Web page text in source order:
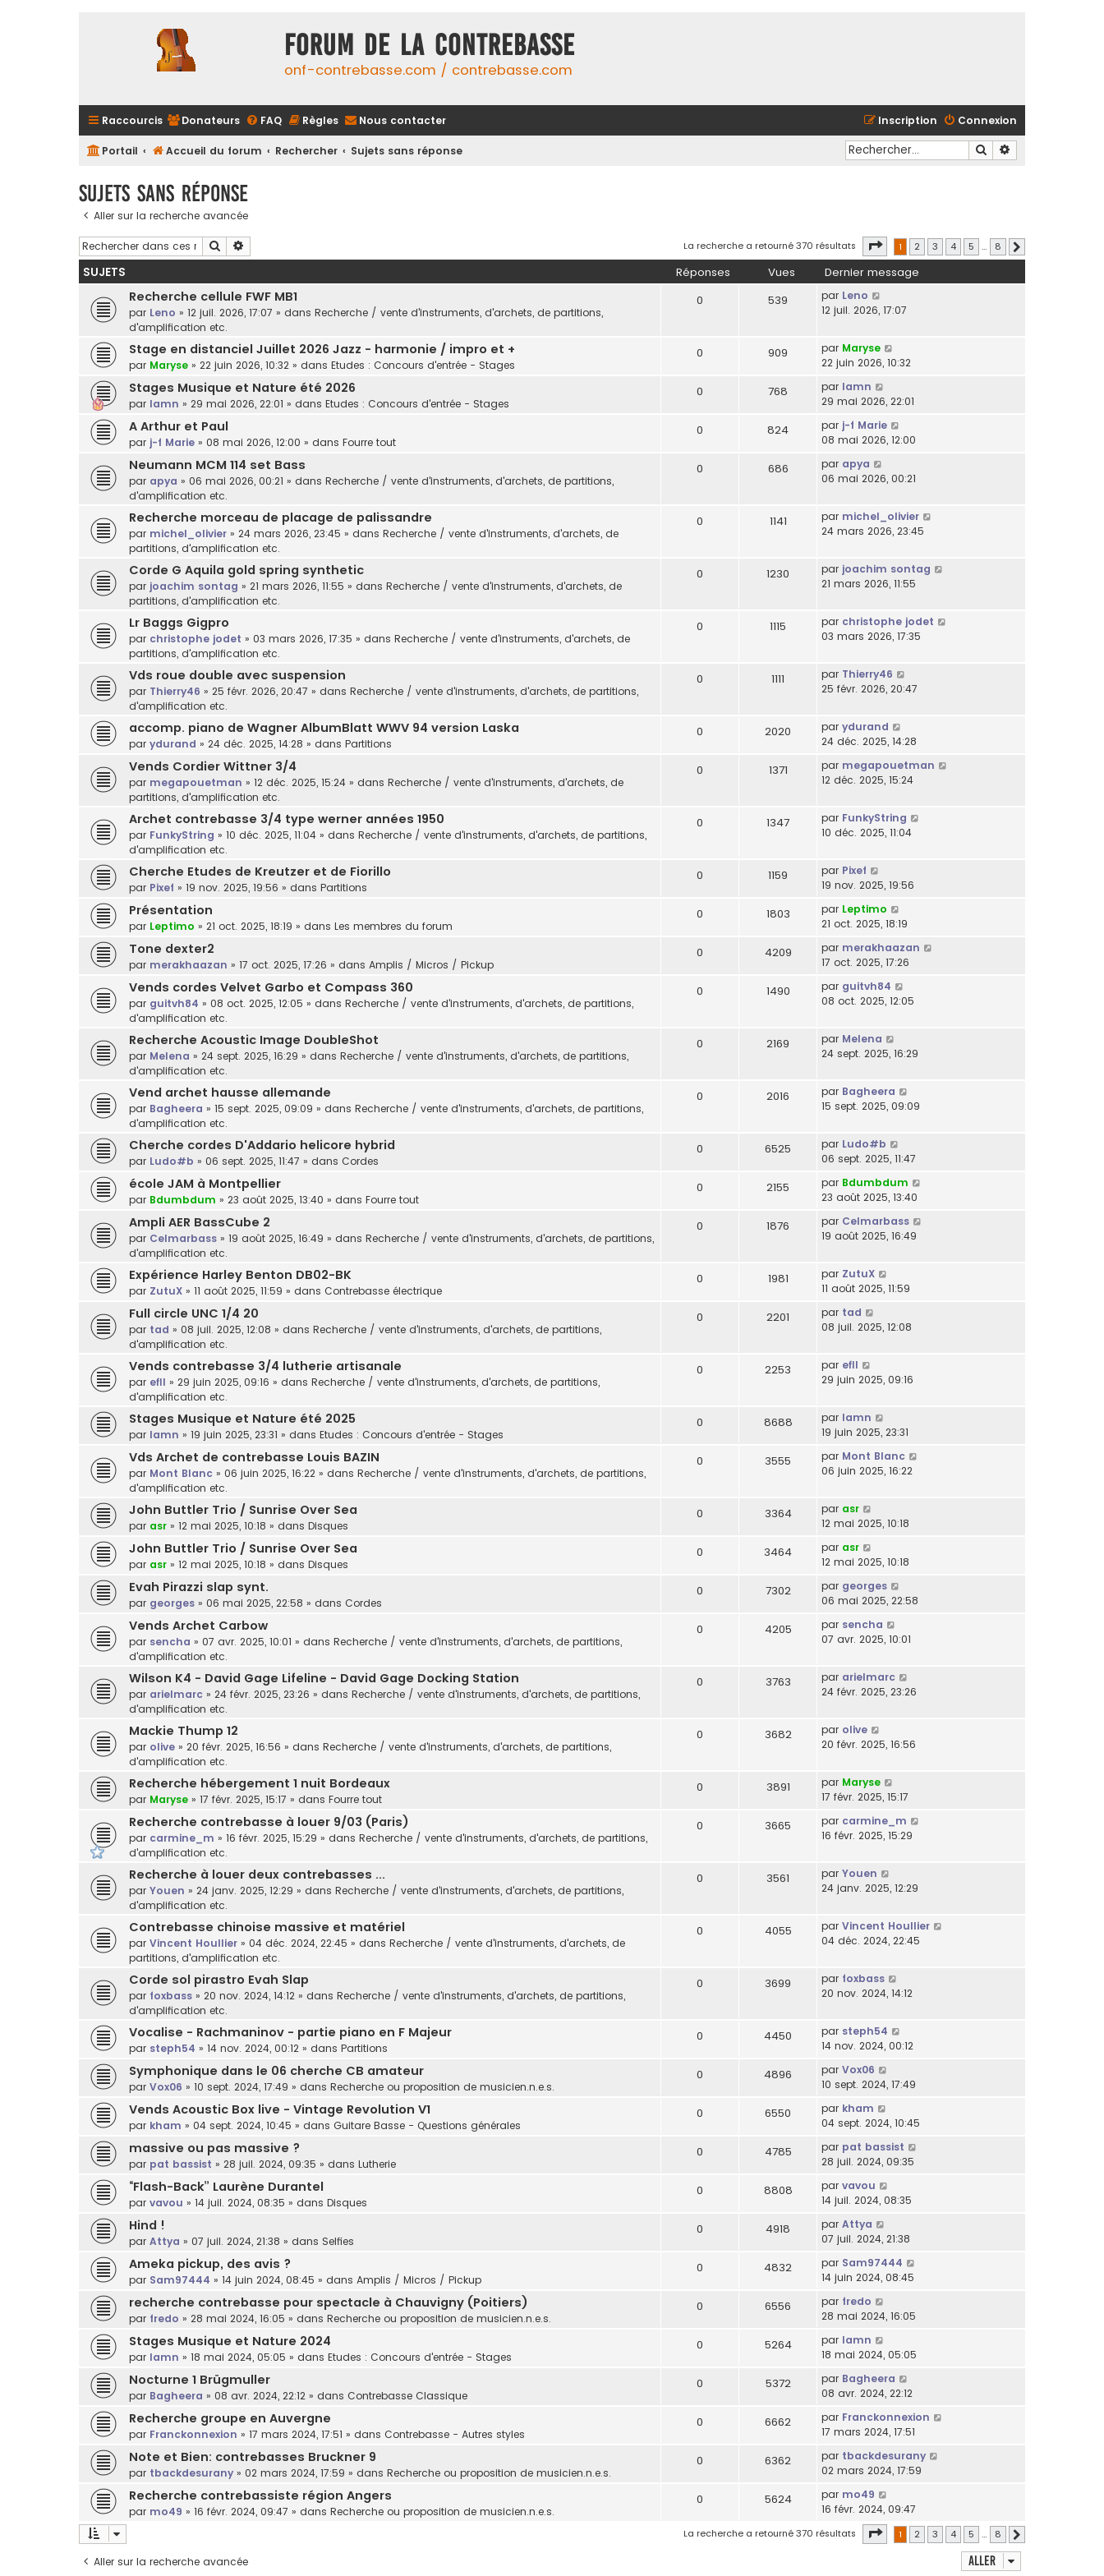
FORUM DE LA CONTREBASSE
onf-contrebasse.com / contrebasse.com
Raccourcis Donateurs FAQ Règles Nous contacter Connexion
Inscription
Portail Accueil du forum Rechercher Sujets sans réponse Rechercher
Sujets sans réponse
Aller sur la recherche avancée
Rechercher La recherche a retourné 370 résultats Page sur 8
1 2 3 4 5 … 8
SUJETS Réponses Vues Dernier message
Recherche cellule FWF MB1
par Leno » 12 juil. 2026, 17:07 » dans Recherche / vente d'instruments, d'archets, de partitions,
d'amplification etc.
0 539 par Leno
12 juil. 2026, 17:07
Stage en distanciel Juillet 2026 Jazz - harmonie / impro et +
par Maryse » 22 juin 2026, 10:32 » dans Etudes : Concours d'entrée - Stages
0 909 par Maryse
22 juin 2026, 10:32
Stages Musique et Nature été 2026
par lamn » 29 mai 2026, 22:01 » dans Etudes : Concours d'entrée - Stages
0 768 par lamn
29 mai 2026, 22:01
A Arthur et Paul
par j-f Marie » 08 mai 2026, 12:00 » dans Fourre tout
0 824 par j-f Marie
08 mai 2026, 12:00
Neumann MCM 114 set Bass
par apya » 06 mai 2026, 00:21 » dans Recherche / vente d'instruments, d'archets, de partitions,
d'amplification etc.
0 686 par apya
06 mai 2026, 00:21
Recherche morceau de placage de palissandre
par michel_olivier » 24 mars 2026, 23:45 » dans Recherche / vente d'instruments, d'archets, de
partitions, d'amplification etc.
0 1141 par michel_olivier
24 mars 2026, 23:45
Corde G Aquila gold spring synthetic
par joachim sontag » 21 mars 2026, 11:55 » dans Recherche / vente d'instruments, d'archets, de
partitions, d'amplification etc.
0 1230 par joachim sontag
21 mars 2026, 11:55
Lr Baggs Gigpro
par christophe jodet » 03 mars 2026, 17:35 » dans Recherche / vente d'instruments, d'archets, de
partitions, d'amplification etc.
0 1115 par christophe jodet
03 mars 2026, 17:35
Vds roue double avec suspension
par Thierry46 » 25 févr. 2026, 20:47 » dans Recherche / vente d'instruments, d'archets, de partitions,
d'amplification etc.
0 1111 par Thierry46
25 févr. 2026, 20:47
accomp. piano de Wagner AlbumBlatt WWV 94 version Laska
par ydurand » 24 déc. 2025, 14:28 » dans Partitions
0 2020 par ydurand
24 déc. 2025, 14:28
Vends Cordier Wittner 3/4
par megapouetman » 12 déc. 2025, 15:24 » dans Recherche / vente d'instruments, d'archets, de
partitions, d'amplification etc.
0 1371 par megapouetman
12 déc. 2025, 15:24
Archet contrebasse 3/4 type werner années 1950
par FunkyString » 10 déc. 2025, 11:04 » dans Recherche / vente d'instruments, d'archets, de partitions,
d'amplification etc.
0 1347 par FunkyString
10 déc. 2025, 11:04
Cherche Etudes de Kreutzer et de Fiorillo
par Pixef » 19 nov. 2025, 19:56 » dans Partitions
0 1159 par Pixef
19 nov. 2025, 19:56
Présentation
par Leptimo » 21 oct. 2025, 18:19 » dans Les membres du forum
0 1803 par Leptimo
21 oct. 2025, 18:19
Tone dexter2
par merakhaazan » 17 oct. 2025, 17:26 » dans Amplis / Micros / Pickup
0 4209 par merakhaazan
17 oct. 2025, 17:26
Vends cordes Velvet Garbo et Compass 360
par guitvh84 » 08 oct. 2025, 12:05 » dans Recherche / vente d'instruments, d'archets, de partitions,
d'amplification etc.
0 1490 par guitvh84
08 oct. 2025, 12:05
Recherche Acoustic Image DoubleShot
par Melena » 24 sept. 2025, 16:29 » dans Recherche / vente d'instruments, d'archets, de partitions,
d'amplification etc.
0 2169 par Melena
24 sept. 2025, 16:29
Vend archet hausse allemande
par Bagheera » 15 sept. 2025, 09:09 » dans Recherche / vente d'instruments, d'archets, de partitions,
d'amplification etc.
0 2016 par Bagheera
15 sept. 2025, 09:09
Cherche cordes D'Addario helicore hybrid
par Ludo#b » 06 sept. 2025, 11:47 » dans Cordes
0 6525 par Ludo#b
06 sept. 2025, 11:47
école JAM à Montpellier
par Bdumbdum » 23 août 2025, 13:40 » dans Fourre tout
0 2155 par Bdumbdum
23 août 2025, 13:40
Ampli AER BassCube 2
par Celmarbass » 19 août 2025, 16:49 » dans Recherche / vente d'instruments, d'archets, de partitions,
d'amplification etc.
0 1876 par Celmarbass
19 août 2025, 16:49
Expérience Harley Benton DB02-BK
par ZutuX » 11 août 2025, 11:59 » dans Contrebasse électrique
0 1981 par ZutuX
11 août 2025, 11:59
Full circle UNC 1/4 20
par tad » 08 juil. 2025, 12:08 » dans Recherche / vente d'instruments, d'archets, de partitions,
d'amplification etc.
0 2201 par tad
08 juil. 2025, 12:08
Vends contrebasse 3/4 lutherie artisanale
par efll » 29 juin 2025, 09:16 » dans Recherche / vente d'instruments, d'archets, de partitions,
d'amplification etc.
0 2253 par efll
29 juin 2025, 09:16
Stages Musique et Nature été 2025
par lamn » 19 juin 2025, 23:31 » dans Etudes : Concours d'entrée - Stages
0 8688 par lamn
19 juin 2025, 23:31
Vds Archet de contrebasse Louis BAZIN
par Mont Blanc » 06 juin 2025, 16:22 » dans Recherche / vente d'instruments, d'archets, de partitions,
d'amplification etc.
0 3555 par Mont Blanc
06 juin 2025, 16:22
John Buttler Trio / Sunrise Over Sea
par asr » 12 mai 2025, 10:18 » dans Disques
0 3364 par asr
12 mai 2025, 10:18
John Buttler Trio / Sunrise Over Sea
par asr » 12 mai 2025, 10:18 » dans Disques
0 3464 par asr
12 mai 2025, 10:18
Evah Pirazzi slap synt.
par georges » 06 mai 2025, 22:58 » dans Cordes
0 7302 par georges
06 mai 2025, 22:58
Vends Archet Carbow
par sencha » 07 avr. 2025, 10:01 » dans Recherche / vente d'instruments, d'archets, de partitions,
d'amplification etc.
0 4205 par sencha
07 avr. 2025, 10:01
Wilson K4 - David Gage Lifeline - David Gage Docking Station
par arielmarc » 24 févr. 2025, 23:26 » dans Recherche / vente d'instruments, d'archets, de partitions,
d'amplification etc.
0 3763 par arielmarc
24 févr. 2025, 23:26
Mackie Thump 12
par olive » 20 févr. 2025, 16:56 » dans Recherche / vente d'instruments, d'archets, de partitions,
d'amplification etc.
0 3682 par olive
20 févr. 2025, 16:56
Recherche hébergement 1 nuit Bordeaux
par Maryse » 17 févr. 2025, 15:17 » dans Fourre tout
0 3891 par Maryse
17 févr. 2025, 15:17
Recherche contrebasse à louer 9/03 (Paris)
par carmine_m » 16 févr. 2025, 15:29 » dans Recherche / vente d'instruments, d'archets, de partitions,
d'amplification etc.
0 3665 par carmine_m
16 févr. 2025, 15:29
Recherche à louer deux contrebasses ...
par Youen » 24 janv. 2025, 12:29 » dans Recherche / vente d'instruments, d'archets, de partitions,
d'amplification etc.
0 3561 par Youen
24 janv. 2025, 12:29
Contrebasse chinoise massive et matériel
par Vincent Houllier » 04 déc. 2024, 22:45 » dans Recherche / vente d'instruments, d'archets, de
partitions, d'amplification etc.
0 4055 par Vincent Houllier
04 déc. 2024, 22:45
Corde sol pirastro Evah Slap
par foxbass » 20 nov. 2024, 14:12 » dans Recherche / vente d'instruments, d'archets, de partitions,
d'amplification etc.
0 3699 par foxbass
20 nov. 2024, 14:12
Vocalise - Rachmaninov - partie piano en F Majeur
par steph54 » 14 nov. 2024, 00:12 » dans Partitions
0 4450 par steph54
14 nov. 2024, 00:12
Symphonique dans le 06 cherche CB amateur
par Vox06 » 10 sept. 2024, 17:49 » dans Recherche ou proposition de musicien.n.e.s.
0 4896 par Vox06
10 sept. 2024, 17:49
Vends Acoustic Box live - Vintage Revolution V1
par kham » 04 sept. 2024, 10:45 » dans Guitare Basse - Questions générales
0 6550 par kham
04 sept. 2024, 10:45
massive ou pas massive ?
par pat bassist » 28 juil. 2024, 09:35 » dans Lutherie
0 4785 par pat bassist
28 juil. 2024, 09:35
“Flash-Back” Laurène Durantel
par vavou » 14 juil. 2024, 08:35 » dans Disques
0 8808 par vavou
14 juil. 2024, 08:35
Hind !
par Attya » 07 juil. 2024, 21:38 » dans Selfies
0 4918 par Attya
07 juil. 2024, 21:38
Ameka pickup, des avis ?
par Sam97444 » 14 juin 2024, 08:45 » dans Amplis / Micros / Pickup
0 4832 par Sam97444
14 juin 2024, 08:45
recherche contrebasse pour spectacle à Chauvigny (Poitiers)
par fredo » 28 mai 2024, 16:05 » dans Recherche ou proposition de musicien.n.e.s.
0 6556 par fredo
28 mai 2024, 16:05
Stages Musique et Nature 2024
par lamn » 18 mai 2024, 05:05 » dans Etudes : Concours d'entrée - Stages
0 5264 par lamn
18 mai 2024, 05:05
Nocturne 1 Brügmuller
par Bagheera » 08 avr. 2024, 22:12 » dans Contrebasse Classique
0 5372 par Bagheera
08 avr. 2024, 22:12
Recherche groupe en Auvergne
par Franckonnexion » 17 mars 2024, 17:51 » dans Contrebasse - Autres styles
0 6662 par Franckonnexion
17 mars 2024, 17:51
Note et Bien: contrebasses Bruckner 9
par tbackdesurany » 02 mars 2024, 17:59 » dans Recherche ou proposition de musicien.n.e.s.
0 6362 par tbackdesurany
02 mars 2024, 17:59
Recherche contrebassiste région Angers
par mo49 » 16 févr. 2024, 09:47 » dans Recherche ou proposition de musicien.n.e.s.
0 5624 par mo49
16 févr. 2024, 09:47
La recherche a retourné 370 résultats Page sur 8
1 2 3 4 5 … 8
Aller sur la recherche avancée Aller